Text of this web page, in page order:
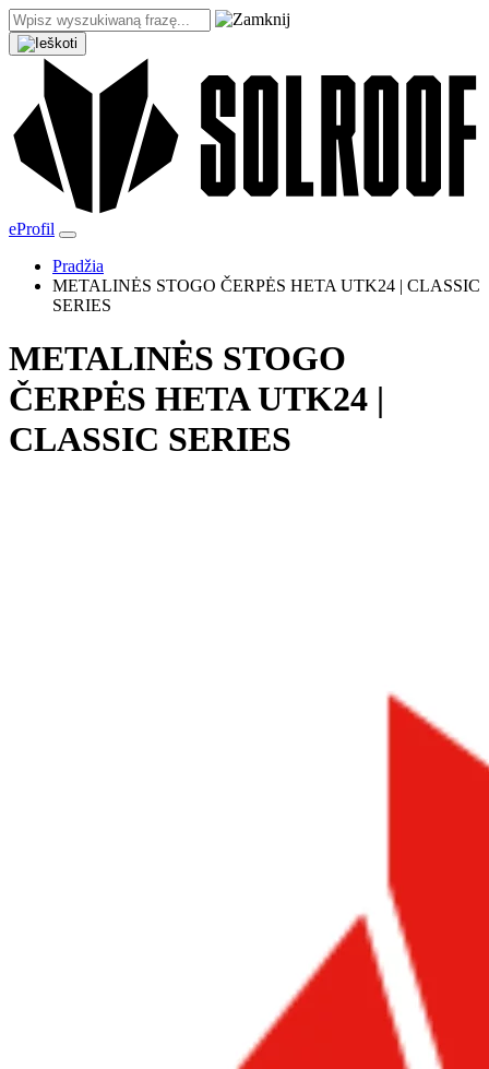
eProfil
Pradžia
METALINĖS STOGO ČERPĖS HETA UTK24 | CLASSIC
SERIES
METALINĖS STOGO
ČERPĖS HETA UTK24 |
CLASSIC SERIES